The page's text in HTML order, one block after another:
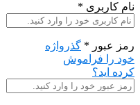
نام کاربری *
رمز عبور * گذرواژه
خود را فراموش
کرده اید؟